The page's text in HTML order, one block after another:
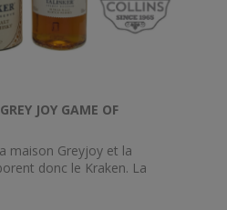
JOY GAME OF
maison Greyjoy et la
donc le Kraken. La
fer sur lesquelles règnent la